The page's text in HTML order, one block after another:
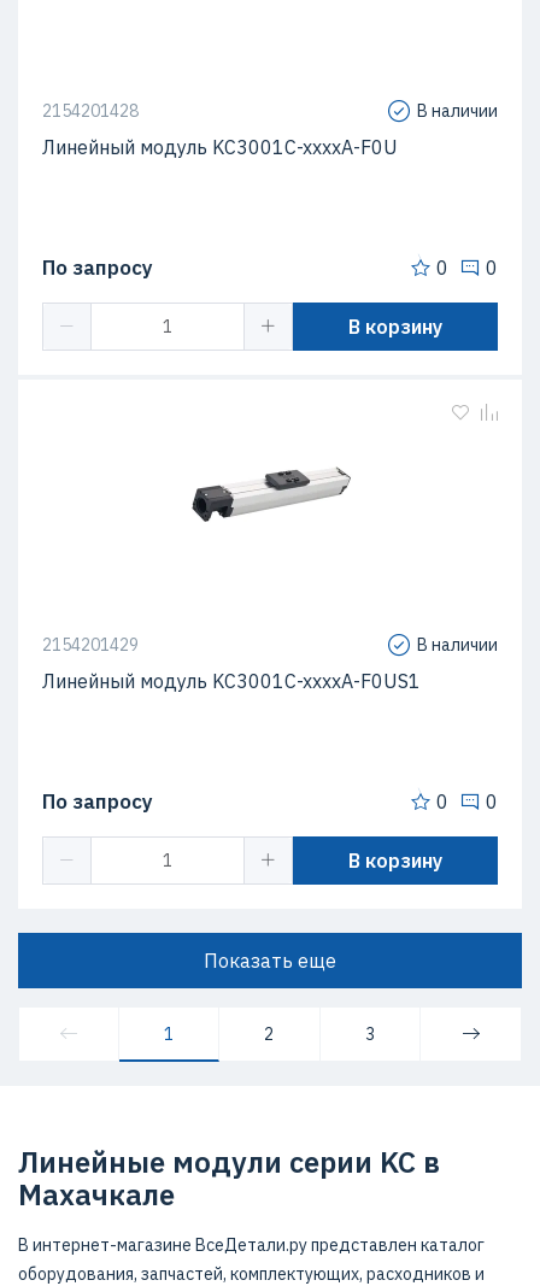
2154201428 В наличии
Линейный модуль KC3001C-xxxxA-F0U
По запросу 0 0
В корзину
2154201429 В наличии
Линейный модуль KC3001C-xxxxA-F0US1
По запросу 0 0
В корзину
Показать еще
1 2 3
Линейные модули серии KC в
Махачкале
В интернет-магазине ВсеДетали.ру представлен каталог
оборудования, запчастей, комплектующих, расходников и